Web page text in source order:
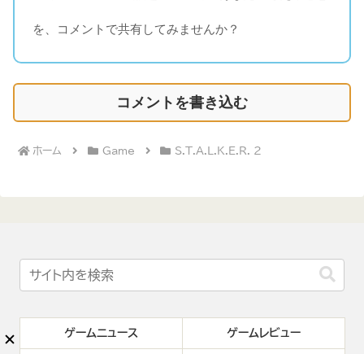
を、コメントで共有してみませんか？
コメントを書き込む
ホーム Game S.T.A.L.K.E.R. 2
ゲームニュース ゲームレビュー